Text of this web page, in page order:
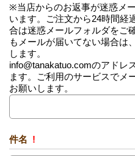
※当店からのお返事が迷惑メ
います。ご注文から24時間経
合は迷惑メールフォルダをご
もメールが届いてない場合は
します。
info@tanakatuo.comのアドレ
ます。ご利用のサービスでメ
お願いします。
件名 !